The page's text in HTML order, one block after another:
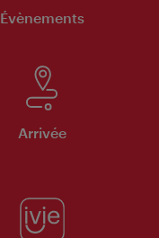
Évènements
Arrivée